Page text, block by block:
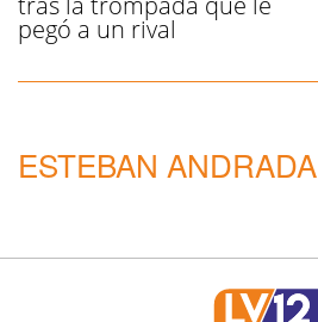
pegó a un rival
ESTEBAN ANDRADA